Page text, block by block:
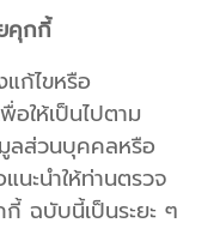
คุกกี้
ก้ไขหรือ
อให้เป็นไปตาม
ลส่วนบุคคลหรือ
นะนำให้ท่านตรวจ
ฉบับนี้เป็นระยะ ๆ